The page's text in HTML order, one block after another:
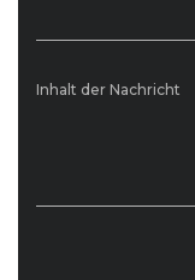
Inhalt der Nachricht